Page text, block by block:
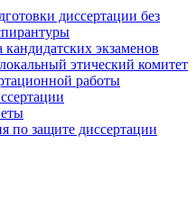
диссертации без
экзаменов
этический комитет
работы
по защите диссертации